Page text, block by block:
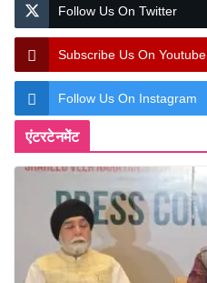
Follow Us On Twitter
Subscribe Us On Youtube
Follow Us On Instagram
एंटरटेनमेंट